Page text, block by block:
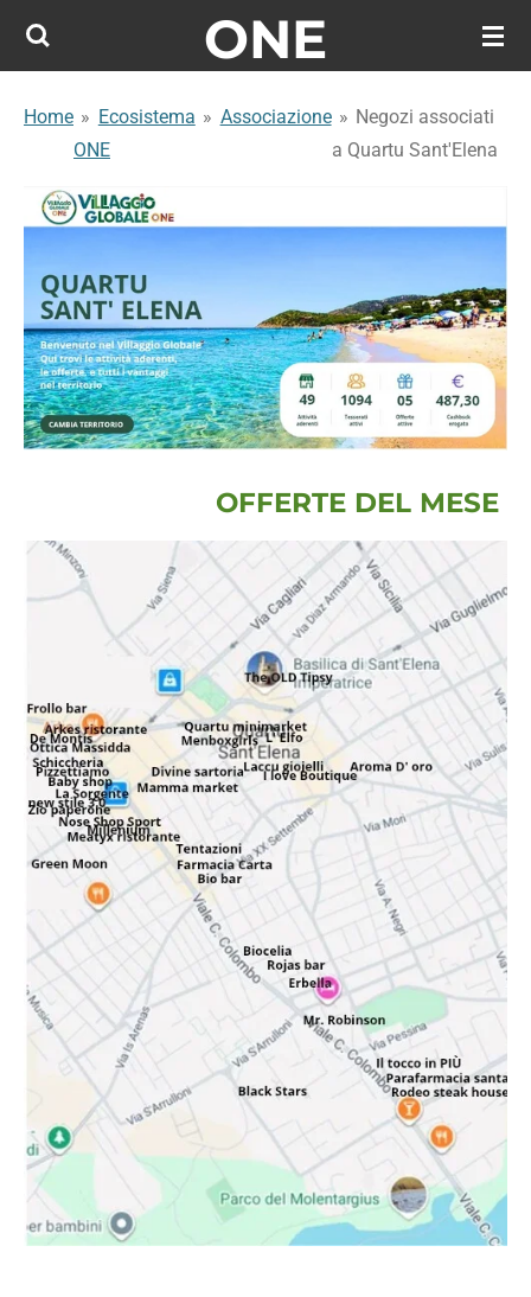
Vai
principale
ONE
Home » Ecosistema
ONE
» Associazione » Negozi associati
a Quartu Sant'Elena
OFFERTE DEL MESE